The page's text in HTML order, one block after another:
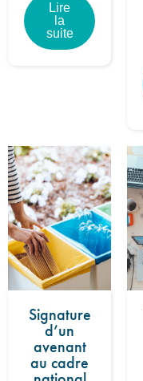
Lire
la
suite
Signature
d’un
avenant
au cadre